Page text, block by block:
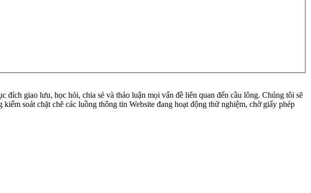
giao lưu, học hỏi, chia sẻ và thảo luận mọi vấn đề liên quan đến cầu lông. Chúng tôi sẽ
soát chặt chẽ các luồng thông tin Website đang hoạt động thử nghiệm, chờ giấy phép